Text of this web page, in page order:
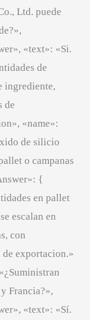
Ltd. puede
«text»: «Si.
de
ingrediente,
de
«name»:
de silicio
o campanas
{
en pallet
escalan en
con
exportacion.»
Francia?»,
«text»: «Sí.